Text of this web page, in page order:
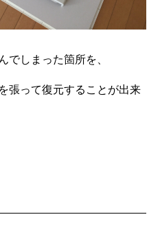
でしまった箇所を、
張って復元することが出来